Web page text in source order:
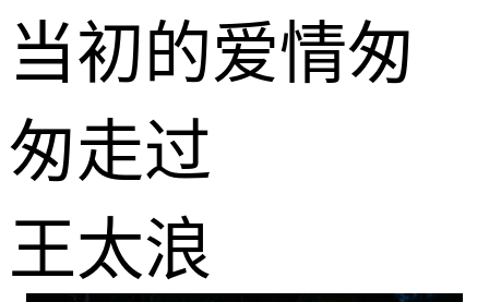
当初的爱情匆
匆走过
王太浪